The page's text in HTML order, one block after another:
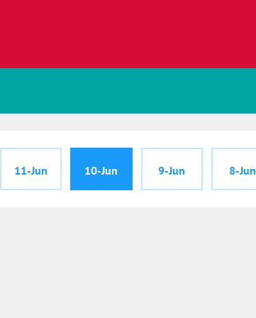
11-Jun 10-Jun 9-Jun 8-Jun